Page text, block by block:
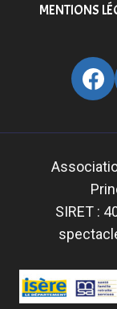
MENTIONS
SIRET :